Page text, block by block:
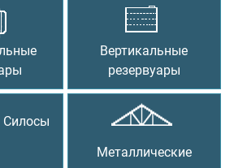
Вертикальные
резервуары
Силосы
Металлические